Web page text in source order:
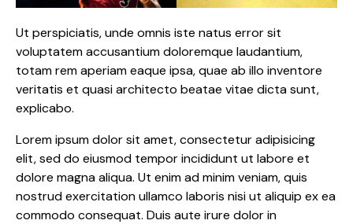
Ut perspiciatis, unde omnis iste natus error sit
voluptatem accusantium doloremque laudantium,
totam rem aperiam eaque ipsa, quae ab illo inventore
veritatis et quasi architecto beatae vitae dicta sunt,
explicabo.
Lorem ipsum dolor sit amet, consectetur adipisicing
elit, sed do eiusmod tempor incididunt ut labore et
dolore magna aliqua. Ut enim ad minim veniam, quis
nostrud exercitation ullamco laboris nisi ut aliquip ex ea
commodo consequat. Duis aute irure dolor in